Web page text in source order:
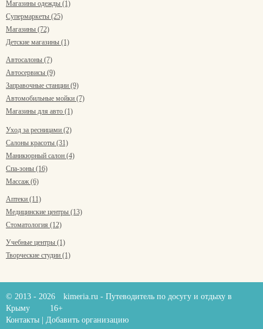
Магазины одежды (1)
Супермаркеты (25)
Магазины (72)
Детские магазины (1)
Автосалоны (7)
Автосервисы (9)
Заправочные станции (9)
Автомобильные мойки (7)
Магазины для авто (1)
Уход за ресницами (2)
Салоны красоты (31)
Маникюрный салон (4)
Спа-зоны (16)
Массаж (6)
Аптеки (11)
Медицинские центры (13)
Стоматология (12)
Учебные центры (1)
Творческие студии (1)
© 2013 - 2026 kimeria.ru - Путеводитель по досугу и отдыху в
Крыму
16+
Контакты
Добавить организацию